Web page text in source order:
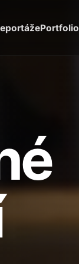
Portfolio